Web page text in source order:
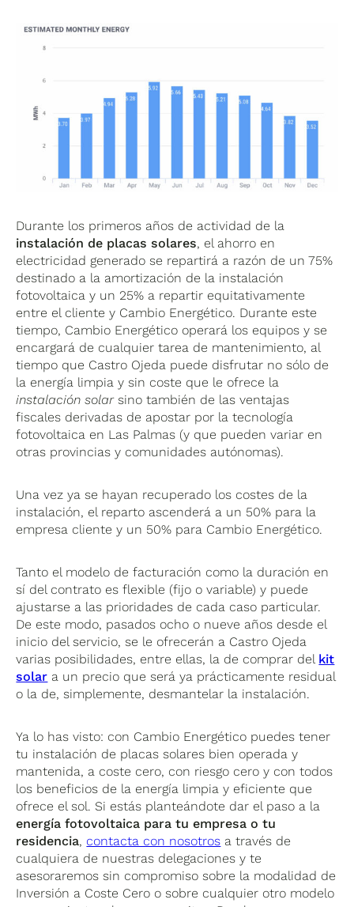
Durante los primeros años de actividad de la
instalación de placas solares, el ahorro en
electricidad generado se repartirá a razón de un 75%
destinado a la amortización de la instalación
fotovoltaica y un 25% a repartir equitativamente
entre el cliente y Cambio Energético. Durante este
tiempo, Cambio Energético operará los equipos y se
encargará de cualquier tarea de mantenimiento, al
tiempo que Castro Ojeda puede disfrutar no sólo de
la energía limpia y sin coste que le ofrece la
instalación solarsino también de las ventajas
fiscales derivadas de apostar por la tecnología
fotovoltaica en Las Palmas (y que pueden variar en
otras provincias y comunidades autónomas).
Una vez ya se hayan recuperado los costes de la
instalación, el reparto ascenderá a un 50% para la
empresa cliente y un 50% para Cambio Energético.
Tanto el modelo de facturación como la duración en
sí del contrato es flexible (fijo o variable) y puede
ajustarse a las prioridades de cada caso particular.
De este modo, pasados ocho o nueve años desde el
inicio del servicio, se le ofrecerán a Castro Ojeda
varias posibilidades, entre ellas, la de comprar del kit
solar a un precio que será ya prácticamente residual
o la de, simplemente, desmantelar la instalación.
Ya lo has visto: con Cambio Energético puedes tener
tu instalación de placas solares bien operada y
mantenida, a coste cero, con riesgo cero y con todos
los beneficios de la energía limpia y eficiente que
ofrece el sol. Si estás planteándote dar el paso a la
energía fotovoltaica para tu empresa o tu
residencia, contacta con nosotros a través de
cualquiera de nuestras delegaciones y te
asesoraremos sin compromiso sobre la modalidad de
Inversión a Coste Cero o sobre cualquier otro modelo